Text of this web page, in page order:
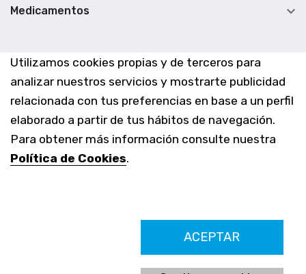
Utilizamos cookies propias y de terceros para
analizar nuestros servicios y mostrarte publicidad
relacionada con tus preferencias en base a un perfil
elaborado a partir de tus hábitos de navegación.
Para obtener más información consulte nuestra
Política de Cookies.
ACEPTAR
Medicamentos 
Farmacia Los Altos nº756
Ldo. Alfredo Aparicio Grau 22555408K
N. Col. Colegio Oficial de Farmacéuticos de Alicante 4327
Nº de autorización A-790-F